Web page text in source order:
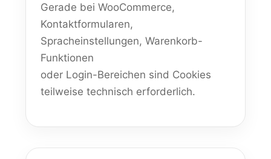
Gerade bei WooCommerce,
Kontaktformularen,
Spracheinstellungen, Warenkorb-
Funktionen
oder Login-Bereichen sind Cookies
teilweise technisch erforderlich.